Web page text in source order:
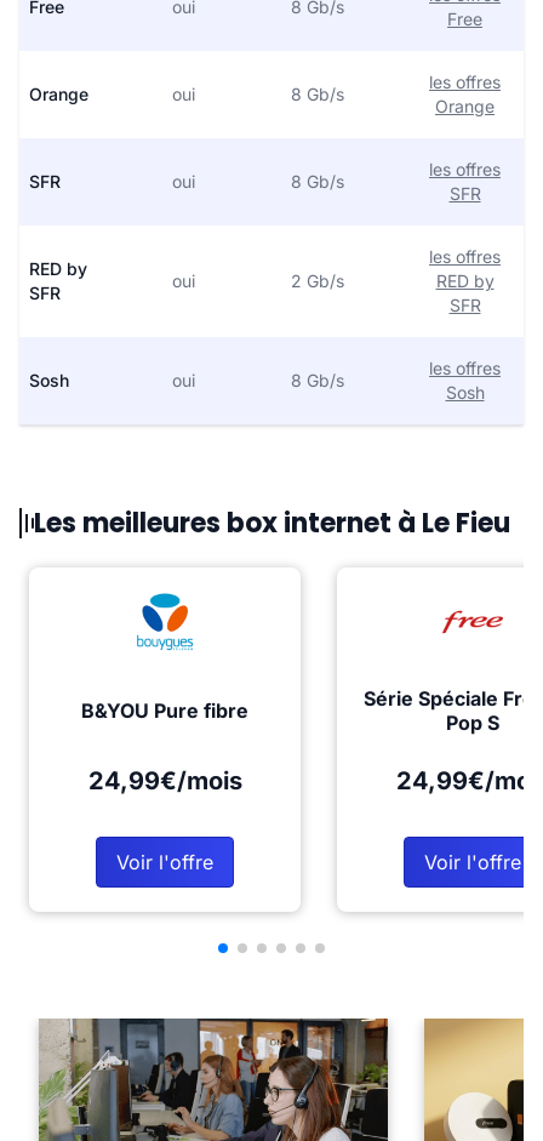
Free oui 8 Gb/s
Free
Orange oui 8 Gb/s
les offres
Orange
SFR oui 8 Gb/s
les offres
SFR
RED by
SFR
oui 2 Gb/s
les offres
RED by
SFR
Sosh oui 8 Gb/s
les offres
Sosh
Les meilleures box internet à Le Fieu
B&YOU Pure fibre
24,99€/mois
Voir l'offre
Série Spéciale
Pop S
24,99€/
Voir l'offre